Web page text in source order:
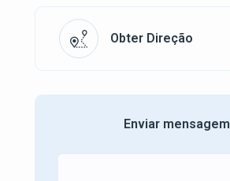
Obter Direção
Enviar mensagem